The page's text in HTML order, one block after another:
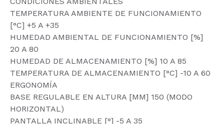
TEMPERATURA AMBIENTE DE FUNCIONAMIENTO
[°C] +5 A +35
HUMEDAD AMBIENTAL DE FUNCIONAMIENTO [%]
20 A 80
HUMEDAD DE ALMACENAMIENTO [%] 10 A 85
TEMPERATURA DE ALMACENAMIENTO [°C] -10 A 60
ERGONOMÍA
BASE REGULABLE EN ALTURA [MM] 150 (MODO
HORIZONTAL)
PANTALLA INCLINABLE [°] -5 A 35